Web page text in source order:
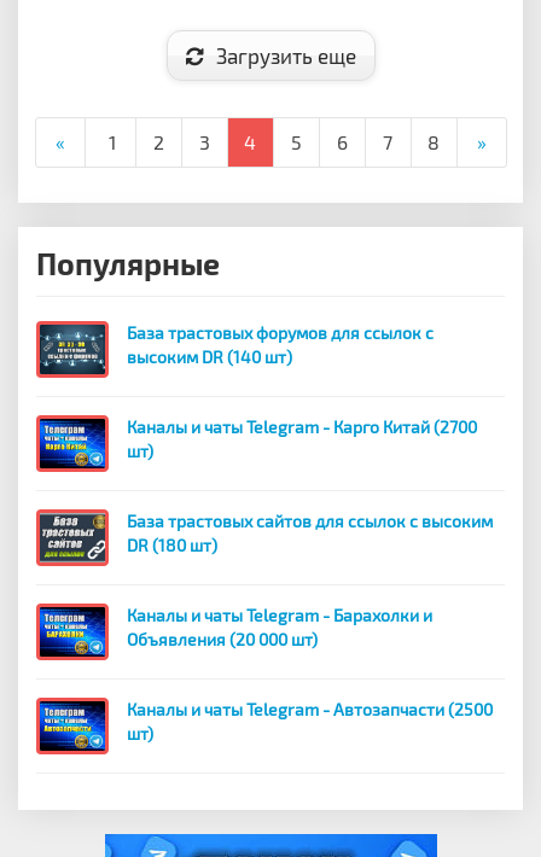
Загрузить еще
« 1 2 3 4 5 6 7 8 »
Популярные
База трастовых форумов для ссылок с
высоким DR (140 шт)
Каналы и чаты Telegram - Карго Китай (2700
шт)
База трастовых сайтов для ссылок с высоким
DR (180 шт)
Каналы и чаты Telegram - Барахолки и
Объявления (20 000 шт)
Каналы и чаты Telegram - Автозапчасти (2500
шт)